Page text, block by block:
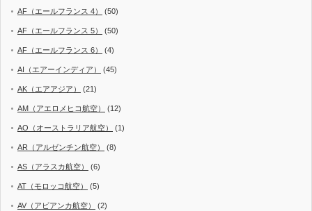
AF（エールフランス 4） (50)
AF（エールフランス 5） (50)
AF（エールフランス 6） (4)
AI（エアーインディア） (45)
AK（エアアジア） (21)
AM（アエロメヒコ航空） (12)
AO（オーストラリア航空） (1)
AR（アルゼンチン航空） (8)
AS（アラスカ航空） (6)
AT（モロッコ航空） (5)
AV（アビアンカ航空） (2)